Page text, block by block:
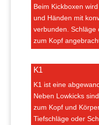
Beim Kickboxen
und Händen mit
verbunden. Schläge
zum Kopf
K1
K1 ist eine
Neben Lowkicks
zum Kopf und
Tiefschläge oder